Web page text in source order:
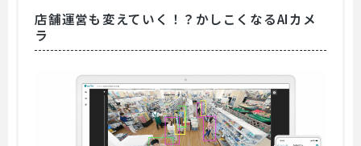
店舗運営も変えていく！？かしこくなるAIカメ
ラ